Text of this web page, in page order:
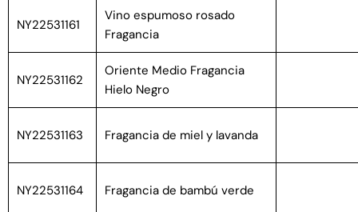
NY22531161
Vino espumoso rosado
Fragancia
NY22531162
Oriente Medio Fragancia
Hielo Negro
NY22531163 Fragancia de miel y lavanda
NY22531164 Fragancia de bambú verde